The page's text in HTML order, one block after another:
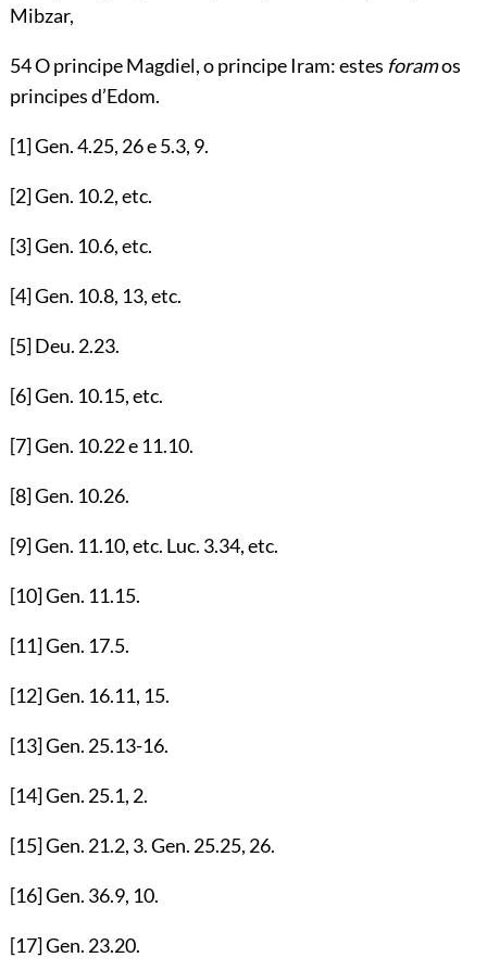
Mibzar,
54 O principe Magdiel, o principe Iram: estes foramos
principes d’Edom.
[1]Gen.4.25, 26e5.3, 9.
[2]Gen. 10.2, etc.
[3]Gen. 10.6, etc.
[4]Gen. 10.8, 13, etc.
[5]Deu. 2.23.
[6]Gen. 10.15, etc.
[7]Gen. 10.22e 11.10.
[8]Gen. 10.26.
[9]Gen. 11.10, etc. Luc. 3.34, etc.
[10]Gen. 11.15.
[11]Gen. 17.5.
[12]Gen. 16.11, 15.
[13]Gen. 25.13-16.
[14]Gen. 25.1, 2.
[15]Gen. 21.2, 3. Gen. 25.25, 26.
[16]Gen. 36.9, 10.
[17]Gen. 23.20.